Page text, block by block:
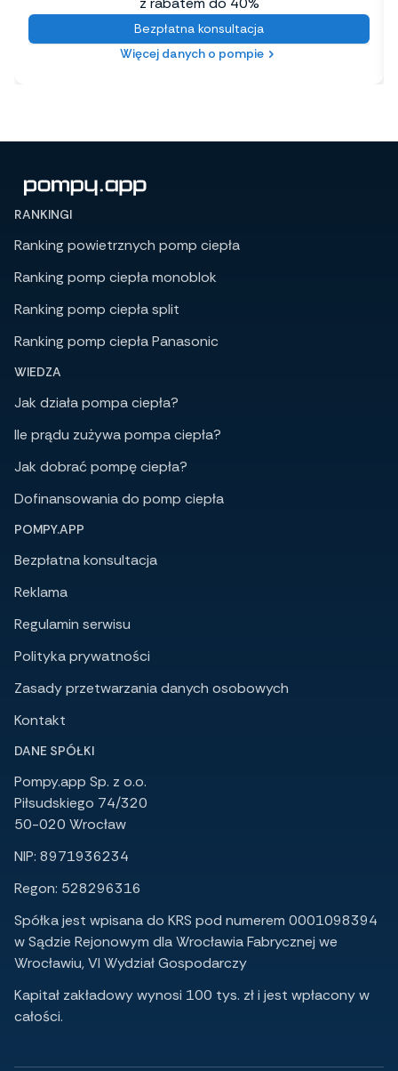
Bezpłatna konsultacja
Więcej danych o pompie
RANKINGI
Ranking powietrznych pomp ciepła
Ranking pomp ciepła monoblok
Ranking pomp ciepła split
Ranking pomp ciepła Panasonic
WIEDZA
Jak działa pompa ciepła?
Ile prądu zużywa pompa ciepła?
Jak dobrać pompę ciepła?
Dofinansowania do pomp ciepła
POMPY.APP
Bezpłatna konsultacja
Reklama
Regulamin serwisu
Polityka prywatności
Zasady przetwarzania danych osobowych
Kontakt
DANE SPÓŁKI
Pompy.app Sp. z o.o.
Piłsudskiego 74/320
50-020 Wrocław
NIP: 8971936234
Regon: 528296316
Spółka jest wpisana do KRS pod numerem 0001098394
w Sądzie Rejonowym dla Wrocławia Fabrycznej we
Wrocławiu, VI Wydział Gospodarczy
Kapitał zakładowy wynosi 100 tys. zł i jest wpłacony w
całości.